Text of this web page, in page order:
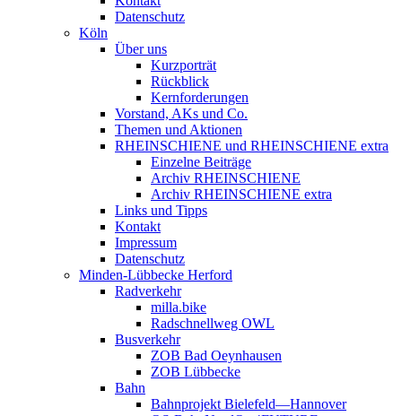
Datenschutz
Köln
Über uns
Kurzporträt
Rückblick
Kernforderungen
Vorstand, AKs und Co.
Themen und Aktionen
RHEINSCHIENE und RHEINSCHIENE extra
Einzelne Beiträge
Archiv RHEINSCHIENE
Archiv RHEINSCHIENE extra
Links und Tipps
Kontakt
Impressum
Datenschutz
Minden-Lübbecke Herford
Radverkehr
milla.bike
Radschnellweg OWL
Busverkehr
ZOB Bad Oeynhausen
ZOB Lübbecke
Bahn
Bahnprojekt Bielefeld—Hannover